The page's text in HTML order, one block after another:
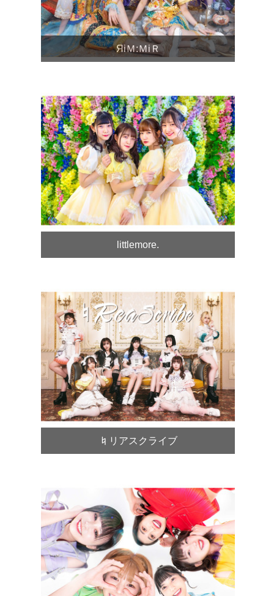
ЯiＭ:ＭiＲ
littlemore.
♮リアスクライブ